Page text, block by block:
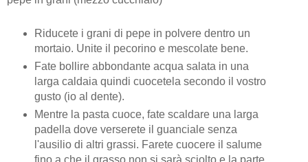
Riducete i grani di pepe in polvere dentro un
mortaio. Unite il pecorino e mescolate bene.
Fate bollire abbondante acqua salata in una
larga caldaia quindi cuocetela secondo il vostro
gusto (io al dente).
Mentre la pasta cuoce, fate scaldare una larga
padella dove verserete il guanciale senza
l'ausilio di altri grassi. Farete cuocere il salume
fino a che il grasso non si sarà sciolto e la parte